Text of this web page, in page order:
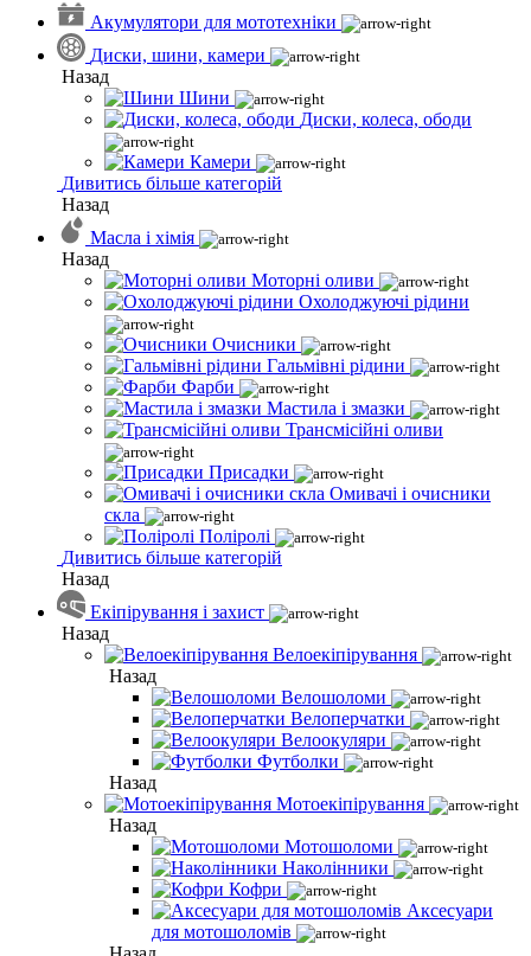
Акумулятори для мототехніки
Диски, шини, камери
Назад
Шини
Диски, колеса, ободи
Камери
Дивитись більше категорій
Назад
Масла і хімія
Назад
Моторні оливи
Охолоджуючі рідини
Очисники
Гальмівні рідини
Фарби
Мастила і змазки
Трансмісійні оливи
Присадки
Омивачі і очисники
скла
Поліролі
Дивитись більше категорій
Назад
Екіпірування і захист
Назад
Велоекіпірування
Назад
Велошоломи
Велоперчатки
Велоокуляри
Футболки
Назад
Мотоекіпірування
Назад
Мотошоломи
Наколінники
Кофри
Аксесуари
для мотошоломів